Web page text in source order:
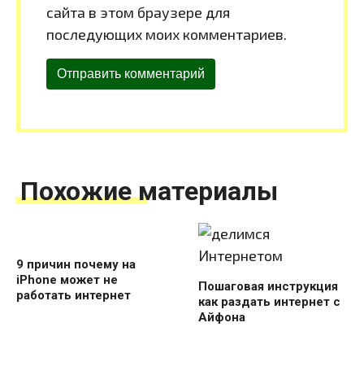
сайта в этом браузере для
последующих моих комментариев.
Похожие материалы
9 причин почему на
iPhone может не
работать интернет
Пошаговая инструкция
как раздать интернет с
Айфона